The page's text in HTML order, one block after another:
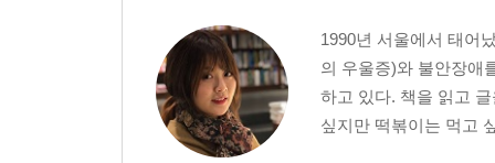
1990년 서울에서 태어
의 우울증)와 불안장애
하고 있다. 책을 읽고
싶지만 떡볶이는 먹고